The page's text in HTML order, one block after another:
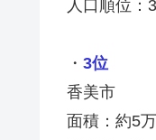
人口順位：
・ 3位
香美市
面積：約5